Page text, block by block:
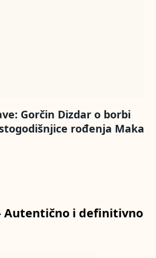
Gorčin Dizdar o borbi
rođenja Maka
Autentično i definitivno